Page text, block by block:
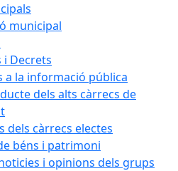
municipal
i Decrets
a la informació pública
dels alts càrrecs de
dels càrrecs electes
béns i patrimoni
i opinions dels grups